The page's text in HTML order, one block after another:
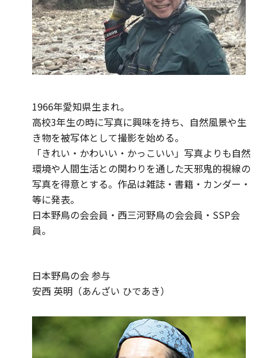
1966年愛知県生まれ。
高校3年生の時に写真に興味を持ち、自然風景や生
き物を被写体として撮影を始める。
「きれい・かわいい・かっこいい」写真よりも自然
環境や人間生活との関わりを通した天邪鬼的視線の
写真を得意とする。作品は雑誌・書籍・カンダー・
等に発表。
日本野鳥の会会員・西三河野鳥の会会員・SSP会
員。
日本野鳥の会 参与
安西 英明（あんざい ひであき）